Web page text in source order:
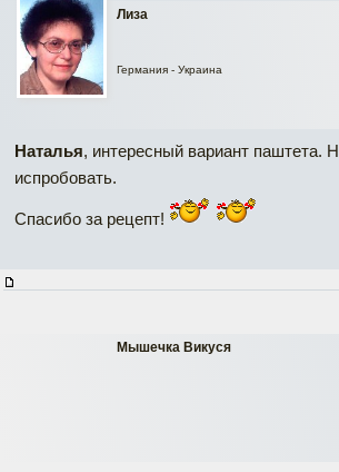
Лиза
Германия - Украина
Наталья, интересный вариант паштета.
испробовать.
Спасибо за рецепт!
Мышечка Викуся